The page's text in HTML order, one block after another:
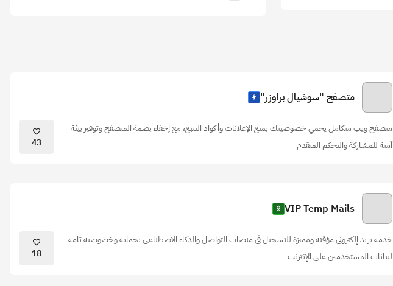
متصفح "سوشيال براوزر"
متصفح ويب متكامل يحمي خصوصيتك بمنع الإعلانات وأكواد التتبع، مع إخفاء بصمة المتصفح وتوفير بيئة
آمنة للمشاركة والتحكم المتقدم
43
VIP Temp Mails
خدمة بريد إلكتروني مؤقتة ومميزة للتسجيل في منصات التواصل والذكاء الاصطناعي بحماية وخصوصية تامة
لبيانات المستخدمين على الإنترنت
18